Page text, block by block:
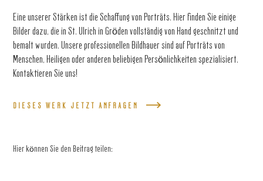
Eine unserer Stärken ist die Schaffung von Porträts. Hier finden Sie einige
Bilder dazu, die in St. Ulrich in Gröden vollständig von Hand geschnitzt und
bemalt wurden. Unsere professionellen Bildhauer sind auf Porträts von
Menschen, Heiligen oder anderen beliebigen Persönlichkeiten spezialisiert.
Kontaktieren Sie uns!
DIESES WERK JETZT ANFRAGEN
Hier können Sie den Beitrag teilen: